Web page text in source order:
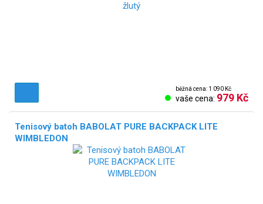
běžná cena: 1 090 Kč
vaše cena: 979 Kč
Tenisový batoh BABOLAT PURE BACKPACK LITE
WIMBLEDON